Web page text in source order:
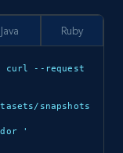
Buy Now
Review
curl --request
snapshots
'
Java Ruby